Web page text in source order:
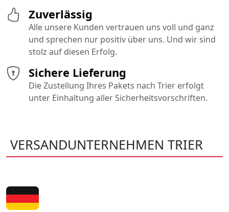
Sichere Lieferung
Die Zustellung Ihres Pakets nach Trier erfolgt
unter Einhaltung aller Sicherheitsvorschriften.
Zuverlässig
Alle unsere Kunden vertrauen uns voll und ganz
und sprechen nur positiv über uns. Und wir sind
stolz auf diesen Erfolg.
VERSANDUNTERNEHMEN TRIER